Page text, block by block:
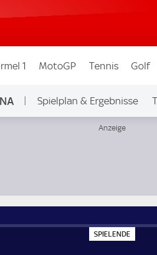
1 MotoGP Tennis Golf
Spielplan & Ergebnisse
SPIELENDE
P